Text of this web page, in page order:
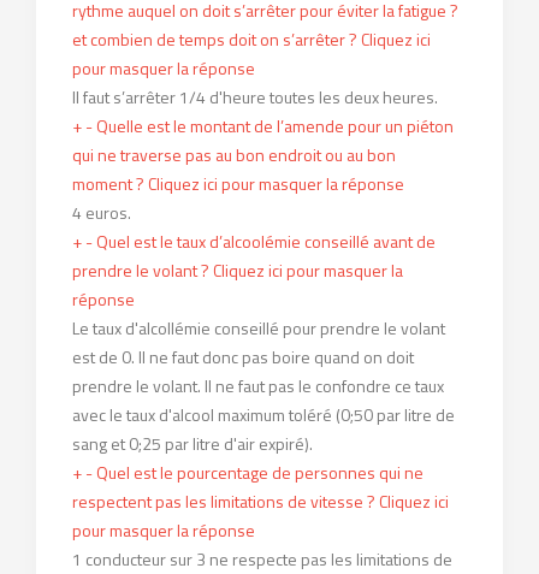
rythme auquel on doit s’arrêter pour éviter la fatigue ?
et combien de temps doit on s’arrêter ? Cliquez ici
pour masquer la réponse
Il faut s’arrêter 1/4 d'heure toutes les deux heures.
+-Quelle est le montant de l’amende pour un piéton
qui ne traverse pas au bon endroit ou au bon
moment ? Cliquez ici pour masquer la réponse
4 euros.
+-Quel est le taux d’alcoolémie conseillé avant de
prendre le volant ? Cliquez ici pour masquer la
réponse
Le taux d'alcollémie conseillé pour prendre le volant
est de 0. Il ne faut donc pas boire quand on doit
prendre le volant. Il ne faut pas le confondre ce taux
avec le taux d'alcool maximum toléré (0;50 par litre de
sang et 0;25 par litre d'air expiré).
+-Quel est le pourcentage de personnes qui ne
respectent pas les limitations de vitesse ? Cliquez ici
pour masquer la réponse
1 conducteur sur 3 ne respecte pas les limitations de